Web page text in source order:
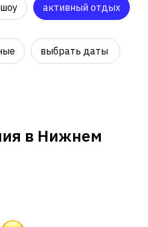
шоу активный отдых
выбрать даты
в Нижнем